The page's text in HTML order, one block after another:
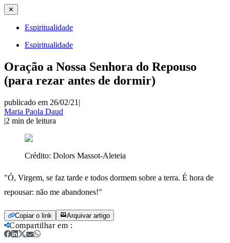
✕
Espiritualidade
Espiritualidade
Oração a Nossa Senhora do Repouso
(para rezar antes de dormir)
publicado em 26/02/21 |
Maria Paola Daud
|2 min de leitura
Crédito: Dolors Massot-Aleteia
"Ó, Virgem, se faz tarde e todos dormem sobre a terra. É hora de
repousar: não me abandones!"
Copiar o link Arquivar artigo
Compartilhar em :